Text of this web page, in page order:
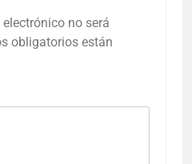
no será
obligatorios están